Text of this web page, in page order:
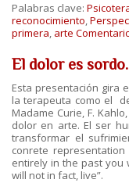
Palabras clave:
reconocimiento,
primera, arte
El dolor es
Esta presentación gira
la terapeuta como el
Madame Curie, F.
dolor en arte. El ser
transformar el
conrete
entirely in the past you
will not in fact, live”.